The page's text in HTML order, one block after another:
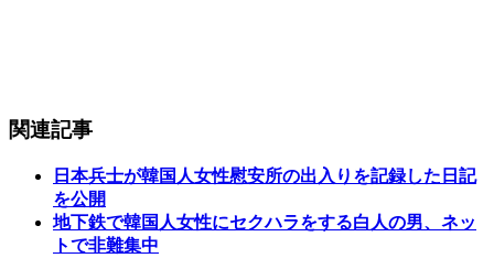
関連記事
日本兵士が韓国人女性慰安所の出入りを記録した日記
を公開
地下鉄で韓国人女性にセクハラをする白人の男、ネッ
トで非難集中